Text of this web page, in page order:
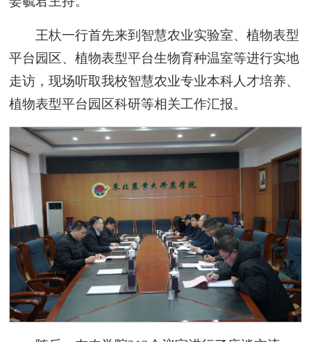
王杕一行首先来到智慧农业实验室、植物表型
平台园区、植物表型平台生物育种温室等进行实地
走访，现场听取我校智慧农业专业本科人才培养、
植物表型平台园区科研等相关工作汇报。